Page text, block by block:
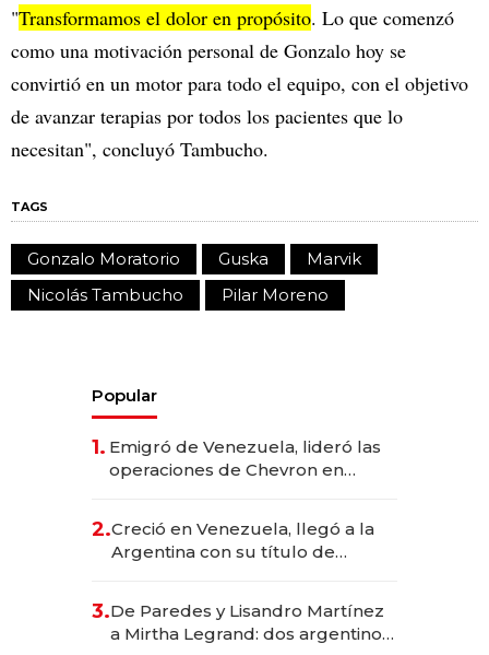
"Transformamos el dolor en propósito. Lo que comenzó
como una motivación personal de Gonzalo hoy se
convirtió en un motor para todo el equipo, con el objetivo
de avanzar terapias por todos los pacientes que lo
necesitan", concluyó Tambucho.
TAGS
Gonzalo Moratorio Guska
Marvik
Nicolás Tambucho
Pilar Moreno
Popular
1. Emigró de Venezuela, lideró las
operaciones de Chevron en
2.Creció en Venezuela, llegó a la
Argentina con su título de
las marcas "fast premium"
3.De Paredes y Lisandro Martínez
a Mirtha Legrand: dos argentinos